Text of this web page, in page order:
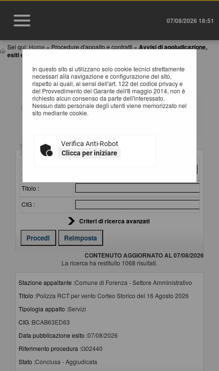
07/08/2026 18:51
Sei qui: Home » Procedure d'appalto e contratti » Avvisi di aggiudicazione,
esiti e affida...
In questo sito si utilizzano solo cookie tecnici strettamente
necessari alla navigazione e configurazione del sito,
rispetto ai quali, ai sensi dell'art. 122 del codice privacy e
del Provvedimento del Garante dell'8 maggio 2014, non è
richiesto alcun consenso da parte dell'interessato.
Nessun dato personale degli utenti viene memorizzato nel
sito mediante cookie.
Verifica Anti-Robot
Clicca per iniziare
AVVISI DI AGGIUDICAZIONE, ESITI E
AFFIDAMENTI
All'interno di questa sezione è possibile consultare gli
esiti di gara secondo i tempi previsti dalla normativa dei
contratti.
Scheda".
Criteri di ricerca
Stazione
appaltante :
Titolo :
CIG :
Criteri di ricerca avanzati
CONTENUTO AGGIORNATO AL 07/08/2026
La ricerca ha restituito 1068 risultati.
Stazione appaltante :Comune di Forenza - Settore Amministrativo
Titolo :Polizza RCT per vento Corteo Storico del 16 Agosto 2026
Tipologia appalto :Servizi
CIG :BCAB63ED63
Data pubblicazione esito :07/08/2026
Riferimento procedura :G02440
Stato :Conclusa - Aggiudicata